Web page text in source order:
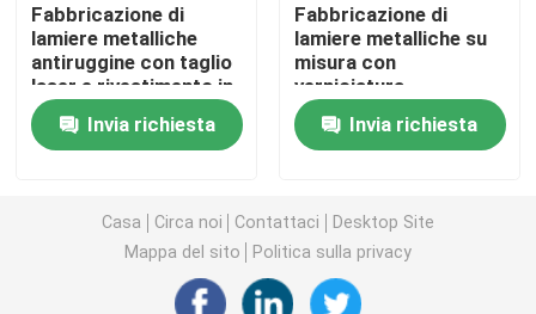
Gambe di tavolo metalliche
Connettori per legno metallico
Accessori audio per computer
Hardware in metallo su misura
Fabbricazione di
lamiere metalliche
antiruggine con taglio
laser e rivestimento in
polvere
Invia richiesta
Fabbricazione di
lamiere metalliche su
misura con
verniciatura,
rivestimento in
polvere, rivestimento e
lucidatura
Invia richiesta
Casa Circa noi Contattaci
Desktop Site
Mappa del sito
Politica sulla privacy